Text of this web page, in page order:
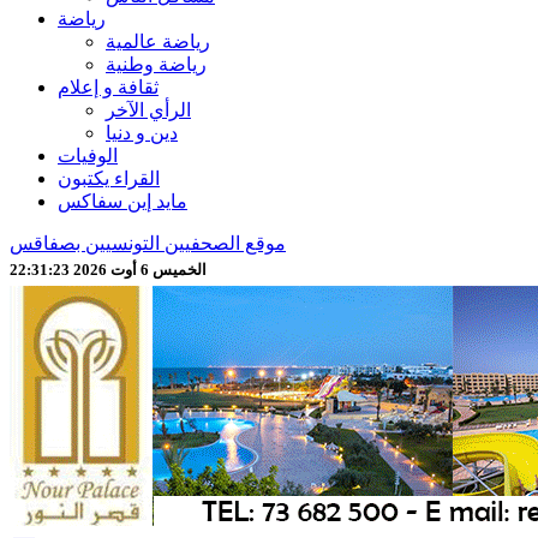
رياضة
رياضة عالمية
رياضة وطنية
ثقافة و إعلام
الرأي الآخر
دين و دنيا
الوفيات
القراء يكتبون
مايد إين سفاكس
موقع الصحفيين التونسيين بصفاقس
الخميس 6 أوت 2026 22:31:26